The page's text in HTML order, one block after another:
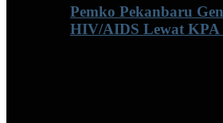
Pemko Pekanbaru
HIV/AIDS Lewat KPA